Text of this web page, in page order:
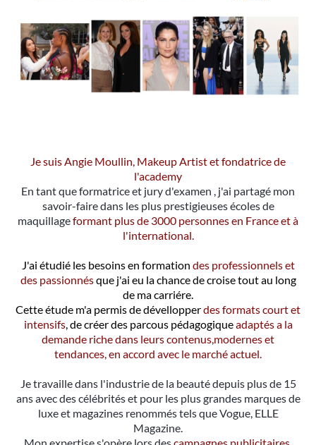
Je suis Angie Moullin, Makeup Artist et fondatrice de
l'academy
En tant que formatrice et jury d'examen , j'ai partagé mon
savoir-faire dans les plus prestigieuses écoles de
maquillageformant plus de 3000 personnes en France et à
l'international.
J'ai étudié les besoins en formation des professionnels et
des passionnésque j'ai eu la chance de croise tout au long
de ma carriére.
Cette étude m'a permis de dévellopperdes formats court et
intensifs, de créer des parcous pédagogiqueadaptés a la
demande riche dans leurs contenus,modernes et
tendances, en accord avec le marché actuel.
Je travaille dans l'industrie de la beauté depuis plus de 15
ans avec des célébrités et pour les plus grandes marques de
luxe et magazines renommés tels que Vogue, ELLE
Magazine.